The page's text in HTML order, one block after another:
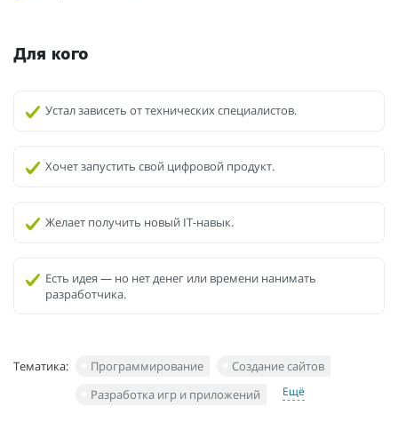
Для кого
Устал зависеть от технических специалистов.
Хочет запустить свой цифровой продукт.
Желает получить новый IT-навык.
Есть идея — но нет денег или времени нанимать
разработчика.
Тематика: Программирование
Создание сайтов
Разработка игр и приложений
Ещё